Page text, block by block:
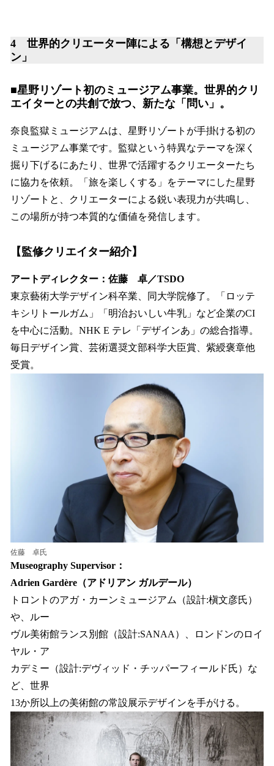
4 世界的クリエーター陣による「構想とデザイ
ン」
■星野リゾート初のミュージアム事業。世界的クリ
エイターとの共創で放つ、新たな「問い」。
奈良監獄ミュージアムは、星野リゾートが手掛ける初の
ミュージアム事業です。監獄という特異なテーマを深く
掘り下げるにあたり、世界で活躍するクリエーターたち
に協力を依頼。「旅を楽しくする」をテーマにした星野
リゾートと、クリエーターによる鋭い表現力が共鳴し、
この場所が持つ本質的な価値を発信します。
【監修クリエイター紹介】
アートディレクター：佐藤 卓／TSDO
東京藝術大学デザイン科卒業、同大学院修了。「ロッテ
キシリトールガム」「明治おいしい牛乳」など企業のCI
を中心に活動。NHK E テレ「デザインあ」の総合指導。
毎日デザイン賞、芸術選奨文部科学大臣賞、紫綬褒章他
受賞。
佐藤 卓氏
Museography Supervisor：
Adrien Gardère（アドリアン ガルデール）
トロントのアガ・カーンミュージアム（設計:槇文彦氏）
や、ルー
ヴル美術館ランス別館（設計:SANAA）、ロンドンのロイ
ヤル・ア
カデミー（設計:デヴィッド・チッパーフィールド氏）な
ど、世界
13か所以上の美術館の常設展示デザインを手がける。